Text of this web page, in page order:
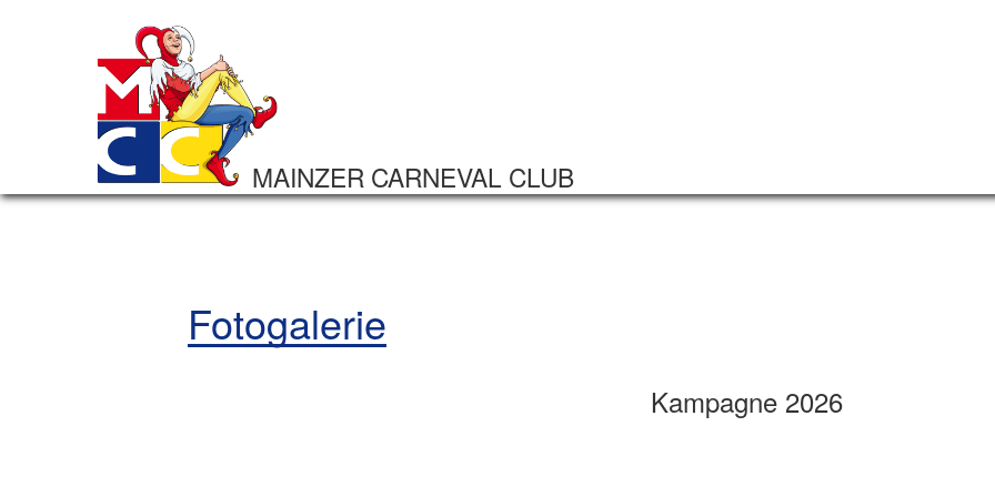
MAINZER CARNEVAL CLUB
Fotogalerie
Kampagne 2026